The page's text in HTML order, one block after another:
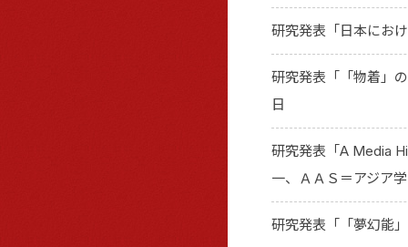
研究発表「日本にお
研究発表「「物着」
日
研究発表「A Media
一、ＡＡＳ＝アジア
研究発表「「夢幻能